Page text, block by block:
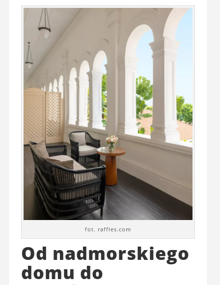
fot. raffles.com
Od nadmorskiego
domu do